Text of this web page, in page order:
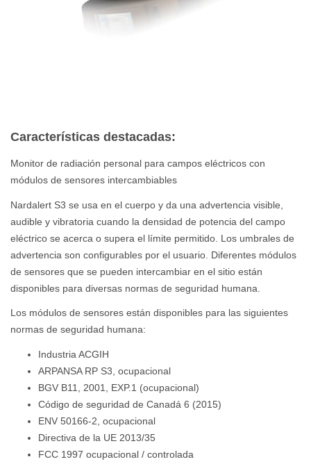
Características destacadas:
Monitor de radiación personal para campos eléctricos con
módulos de sensores intercambiables
Nardalert S3 se usa en el cuerpo y da una advertencia visible,
audible y vibratoria cuando la densidad de potencia del campo
eléctrico se acerca o supera el límite permitido. Los umbrales de
advertencia son configurables por el usuario. Diferentes módulos
de sensores que se pueden intercambiar en el sitio están
disponibles para diversas normas de seguridad humana.
Los módulos de sensores están disponibles para las siguientes
normas de seguridad humana:
Industria ACGIH
ARPANSA RP S3, ocupacional
BGV B11, 2001, EXP.1 (ocupacional)
Código de seguridad de Canadá 6 (2015)
ENV 50166-2, ocupacional
Directiva de la UE 2013/35
FCC 1997 ocupacional / controlada